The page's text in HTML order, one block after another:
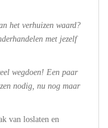
het verhuizen waard?
met jezelf
wegdoen! Een paar
nodig, nu nog maar
van loslaten en